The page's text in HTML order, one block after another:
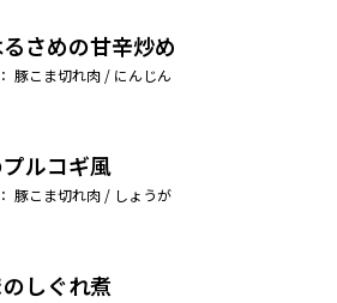
さめの甘辛炒め
豚こま切れ肉 / にんじん
ルコギ風
豚こま切れ肉 / しょうが
しぐれ煮